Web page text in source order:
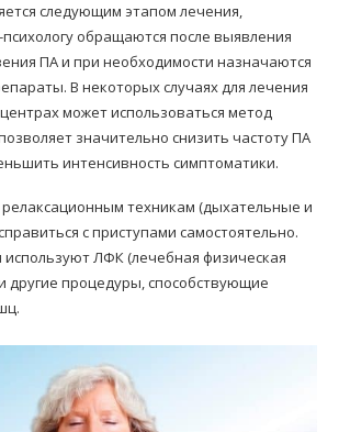
следующим этапом лечения,
психологу обращаются после выявления
ПА и при необходимости назначаются
В некоторых случаях для лечения
может использоваться метод
значительно снизить частоту ПА
интенсивность симптоматики.
техникам (дыхательные и
с приступами самостоятельно.
используют ЛФК (лечебная физическая
другие процедуры, способствующие